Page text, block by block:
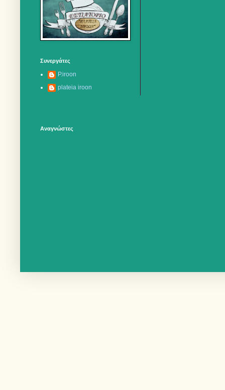
Συνεργάτες
P.iroon
plateia iroon
Αναγνώστες